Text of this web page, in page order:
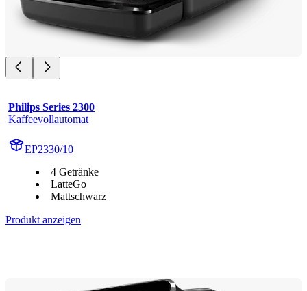
Philips Series 2300
Kaffeevollautomat
EP2330/10
4 Getränke
LatteGo
Mattschwarz
Produkt anzeigen